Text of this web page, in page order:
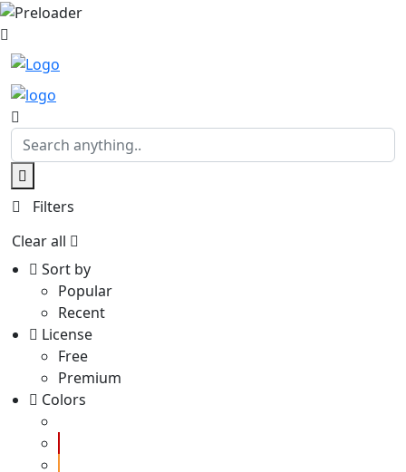
Filters
Clear all
Sort by
Popular
Recent
License
Free
Premium
Colors